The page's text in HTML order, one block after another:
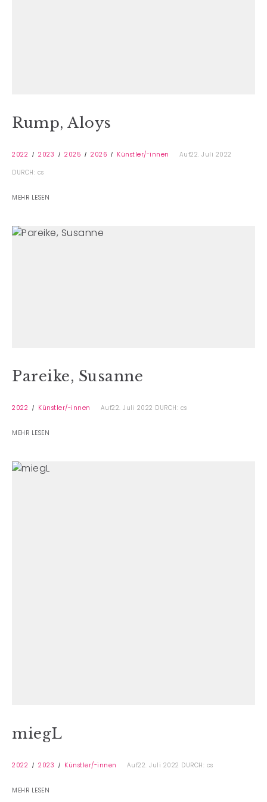
Rump, Aloys
2022 2023 2025 2026 Künstler/-innen
Auf22. Juli 2022
DURCH: cs
MEHR LESEN
Pareike, Susanne
2022 Künstler/-innen Auf22. Juli 2022 DURCH: cs
MEHR LESEN
miegL
2022 2023 Künstler/-innen Auf22. Juli 2022 DURCH: cs
MEHR LESEN